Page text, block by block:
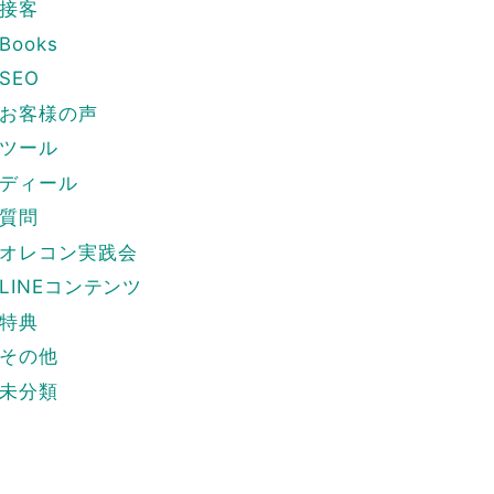
接客
Books
SEO
お客様の声
ツール
ディール
質問
オレコン実践会
LINEコンテンツ
特典
その他
未分類